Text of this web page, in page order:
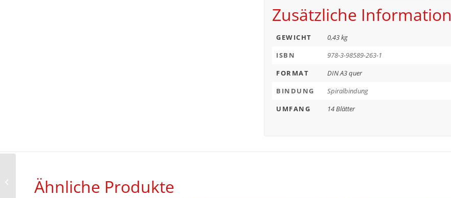
Zusätzliche Information
GEWICHT
0,43 kg
ISBN
978-3-98589-263-1
FORMAT
DIN A3 quer
BINDUNG
Spiralbindung
UMFANG
14 Blätter
Ähnliche Produkte
Historische Ansichten
aus Linsburg 2025